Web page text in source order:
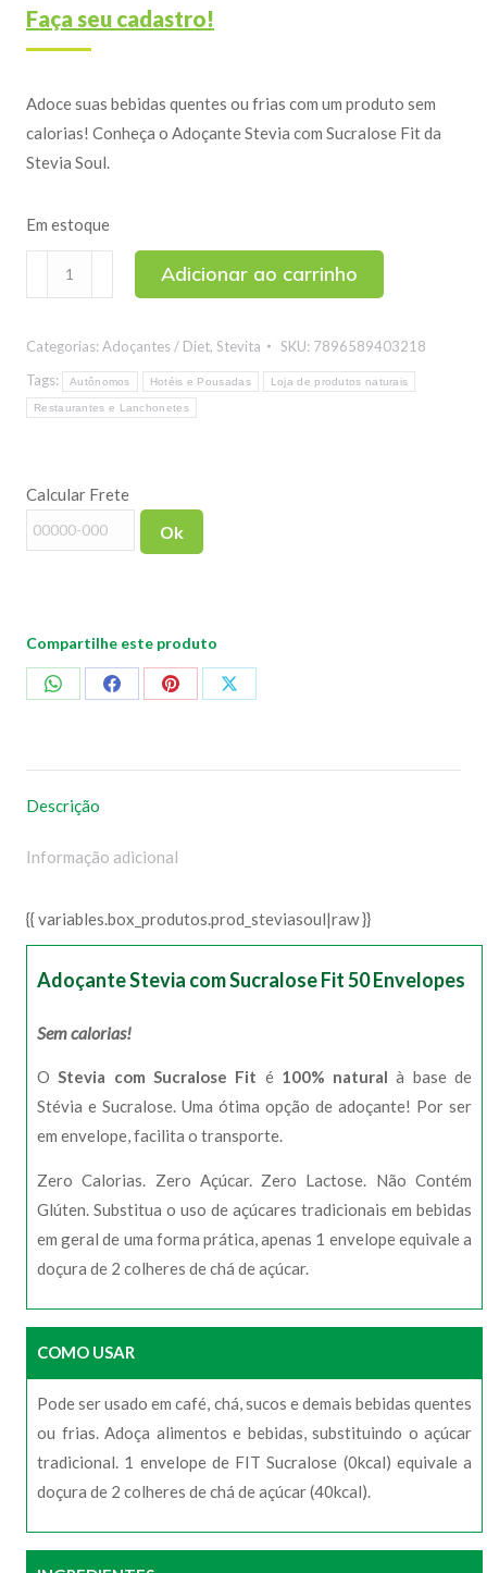
Faça seu cadastro!
Adoce suas bebidas quentes ou frias com um produto sem
calorias! Conheça o Adoçante Stevia com Sucralose Fit da
Stevia Soul.
Em estoque
Sucralose
Fit
50
Adicionar ao carrinho
Categorias: Adoçantes / Diet, Stevita SKU: 7896589403218
Tags:
Autônomos Hotéis e Pousadas Loja de produtos naturais
Restaurantes e Lanchonetes
Calcular Frete
Ok
Compartilhe este produto
CompartilharCompartilharCompartilharCompartilhar
Descrição
Informação adicional
{{ variables.box_produtos.prod_steviasoul|raw }}
Adoçante Stevia com Sucralose Fit 50 Envelopes
Sem calorias!
O Stevia com Sucralose Fit é 100% natural à base de
Stévia e Sucralose. Uma ótima opção de adoçante! Por ser
em envelope, facilita o transporte.
Zero Calorias. Zero Açúcar. Zero Lactose. Não Contém
Glúten. Substitua o uso de açúcares tradicionais em bebidas
em geral de uma forma prática, apenas 1 envelope equivale a
doçura de 2 colheres de chá de açúcar.
COMO USAR
Pode ser usado em café, chá, sucos e demais bebidas quentes
ou frias. Adoça alimentos e bebidas, substituindo o açúcar
tradicional. 1 envelope de FIT Sucralose (0kcal) equivale a
doçura de 2 colheres de chá de açúcar (40kcal).